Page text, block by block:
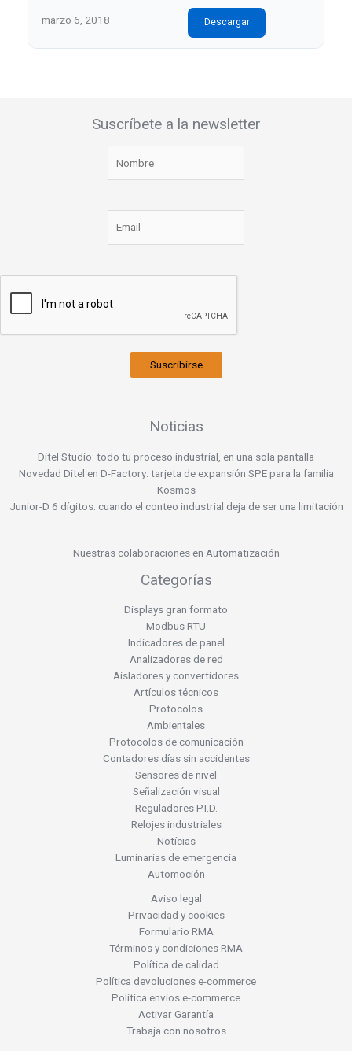
marzo 6, 2018 Descargar
Suscríbete a la newsletter
Suscribirse
Noticias
Ditel Studio: todo tu proceso industrial, en una sola pantalla
Novedad Ditel en D-Factory: tarjeta de expansión SPE para la familia
Kosmos
Junior-D 6 dígitos: cuando el conteo industrial deja de ser una limitación
Nuestras colaboraciones en Automatización
Categorías
Displays gran formato
Modbus RTU
Indicadores de panel
Analizadores de red
Aisladores y convertidores
Artículos técnicos
Protocolos
Ambientales
Protocolos de comunicación
Contadores días sin accidentes
Sensores de nivel
Señalización visual
Reguladores P.I.D.
Relojes industriales
Notícias
Luminarias de emergencia
Automoción
Aviso legal
Privacidad y cookies
Formulario RMA
Términos y condiciones RMA
Política de calidad
Política devoluciones e-commerce
Política envíos e-commerce
Activar Garantía
Trabaja con nosotros